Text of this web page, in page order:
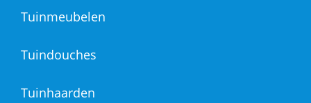
Tuinmeubelen
Tuindouches
Tuinhaarden